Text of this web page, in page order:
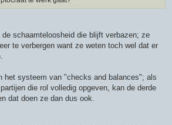
schaamteloosheid die blijft verbazen; ze
te verbergen want ze weten toch wel dat er
het systeem van "checks and balances"; als
die rol volledig opgeven, kan de derde
dat doen ze dan dus ook.